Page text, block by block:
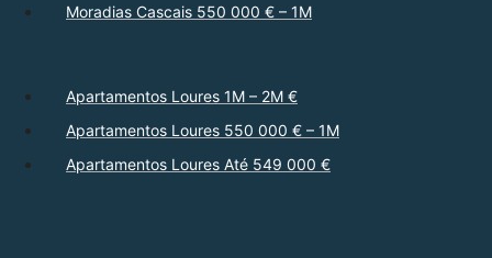
Moradias Cascais 550 000 € – 1M
Apartamentos Loures 1M – 2M €
Apartamentos Loures 550 000 € – 1M
Apartamentos Loures Até 549 000 €